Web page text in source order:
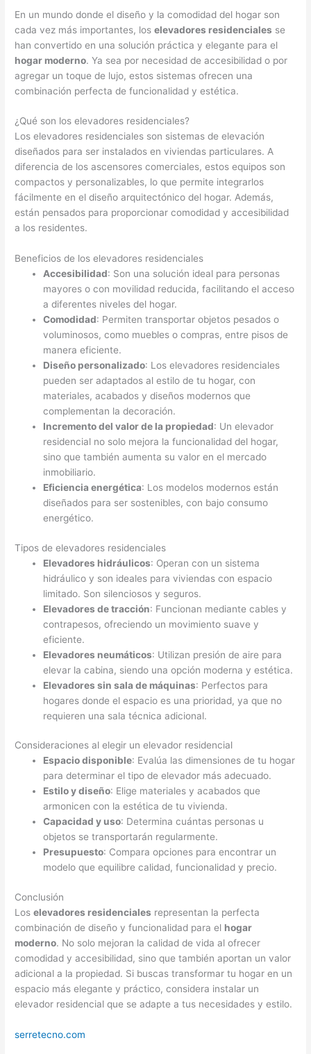
En un mundo donde el diseño y la comodidad del hogar son
cada vez más importantes, loselevadores residenciales se
han convertido en una solución práctica y elegante para el
hogar moderno. Ya sea por necesidad de accesibilidad o por
agregar un toque de lujo, estos sistemas ofrecen una
combinación perfecta de funcionalidad y estética.
¿Qué son los elevadores residenciales?
Los elevadores residenciales son sistemas de elevación
diseñados para ser instalados en viviendas particulares. A
diferencia de los ascensores comerciales, estos equipos son
compactos y personalizables, lo que permite integrarlos
fácilmente en el diseño arquitectónico del hogar. Además,
están pensados para proporcionar comodidad y accesibilidad
a los residentes.
Beneficios de los elevadores residenciales
Accesibilidad: Son una solución ideal para personas
mayores o con movilidad reducida, facilitando el acceso
a diferentes niveles del hogar.
Comodidad: Permiten transportar objetos pesados o
voluminosos, como muebles o compras, entre pisos de
manera eficiente.
Diseño personalizado: Los elevadores residenciales
pueden ser adaptados al estilo de tu hogar, con
materiales, acabados y diseños modernos que
complementan la decoración.
Incremento del valor de la propiedad: Un elevador
residencial no solo mejora la funcionalidad del hogar,
sino que también aumenta su valor en el mercado
inmobiliario.
Eficiencia energética: Los modelos modernos están
diseñados para ser sostenibles, con bajo consumo
energético.
Tipos de elevadores residenciales
Elevadores hidráulicos: Operan con un sistema
hidráulico y son ideales para viviendas con espacio
limitado. Son silenciosos y seguros.
Elevadores de tracción: Funcionan mediante cables y
contrapesos, ofreciendo un movimiento suave y
eficiente.
Elevadores neumáticos: Utilizan presión de aire para
elevar la cabina, siendo una opción moderna y estética.
Elevadores sin sala de máquinas: Perfectos para
hogares donde el espacio es una prioridad, ya que no
requieren una sala técnica adicional.
Consideraciones al elegir un elevador residencial
Espacio disponible: Evalúa las dimensiones de tu hogar
para determinar el tipo de elevador más adecuado.
Estilo y diseño: Elige materiales y acabados que
armonicen con la estética de tu vivienda.
Capacidad y uso: Determina cuántas personas u
objetos se transportarán regularmente.
Presupuesto: Compara opciones para encontrar un
modelo que equilibre calidad, funcionalidad y precio.
Conclusión
Loselevadores residenciales representan la perfecta
combinación de diseño y funcionalidad para el hogar
moderno. No solo mejoran la calidad de vida al ofrecer
comodidad y accesibilidad, sino que también aportan un valor
adicional a la propiedad. Si buscas transformar tu hogar en un
espacio más elegante y práctico, considera instalar un
elevador residencial que se adapte a tus necesidades y estilo.
serretecno.com